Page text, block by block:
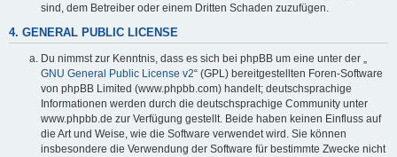
sind, dem Betreiber oder einem Dritten Schaden zuzufügen.
4. GENERAL PUBLIC LICENSE
Du nimmst zur Kenntnis, dass es sich bei phpBB um eine unter der „
GNU General Public License v2“ (GPL) bereitgestellten Foren-Software
von phpBB Limited (www.phpbb.com) handelt; deutschsprachige
Informationen werden durch die deutschsprachige Community unter
www.phpbb.de zur Verfügung gestellt. Beide haben keinen Einfluss auf
die Art und Weise, wie die Software verwendet wird. Sie können
insbesondere die Verwendung der Software für bestimmte Zwecke nicht